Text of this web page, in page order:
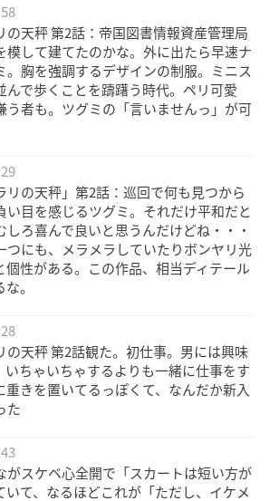
の天秤 第2話：帝国図書情報資産管理局
模して建てたのかな。外に出たら早速ナ
。胸を強調するデザインの制服。ミニス
んで歩くことを躊躇う時代。ペリ可愛
う者も。ツグミの「言いませんっ」が可
リの天秤」第2話：巡回で何も見つから
い目を感じるツグミ。それだけ平和だと
しろ喜んで良いと思うんだけどね・・・
つにも、メラメラしていたりボンヤリ光
個性がある。この作品、相当ディテール
。
の天秤 第2話観た。初仕事。男には興味
いちゃいちゃするよりも一緒に仕事をす
重きを置いてるっぽくて、なんだか新入
た
がスケベ心全開で「スカートは短い方が
いて、なるほどこれが「ただし、イケメ